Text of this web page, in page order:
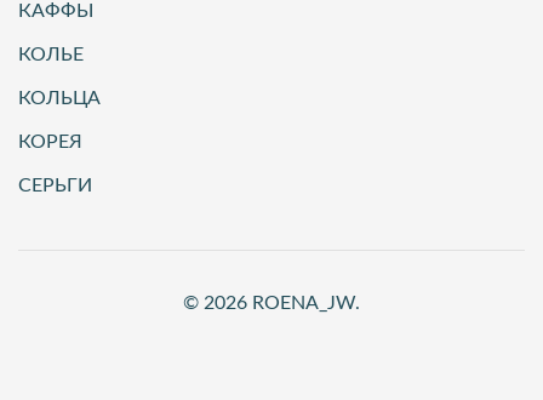
КАФФЫ
КОЛЬЕ
КОЛЬЦА
КОРЕЯ
СЕРЬГИ
© 2026 ROENA_JW.